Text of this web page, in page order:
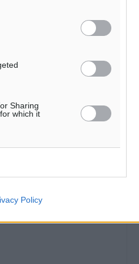
Sharing
which it
Policy